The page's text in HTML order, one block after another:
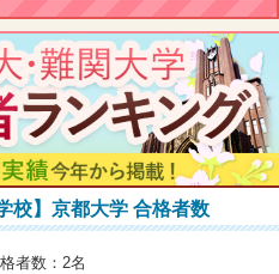
校】京都大学 合格者数
者数：2名